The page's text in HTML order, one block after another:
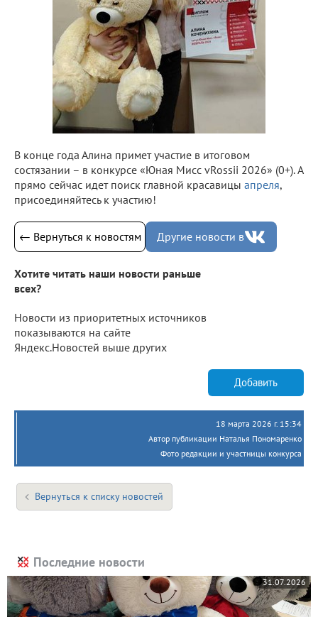
В конце года Алина примет участие в итоговом
состязании – в конкурсе «Юная Мисс vRossii 2026» (0+). А
прямо сейчас идет поиск главной красавицы апреля,
присоединяйтесь к участию!
← Вернуться к новостям Другие новости в
Хотите читать наши новости раньше
всех?
Новости из приоритетных источников
показываются на сайте
Яндекс.Новостей выше других
Добавить
18 марта 2026 г. 15:34
Автор публикации Наталья Пономаренко
Фото редакции и участницы конкурса
Вернуться к списку новостей
Последние новости
31.07.2026